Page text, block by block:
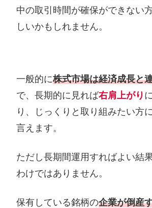
中の取引時間が確保ができない
しいかもしれません。
一般的に株式市場は経済成長と
で、長期的に見れば右肩上がり
り、じっくりと取り組みたい方
言えます。
ただし長期間運用すればよい結
わけではありません。
保有している銘柄の企業が倒産